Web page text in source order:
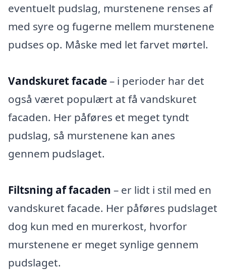
eventuelt pudslag, murstenene renses af
med syre og fugerne mellem murstenene
pudses op. Måske med let farvet mørtel.
Vandskuret facade– i perioder har det
også været populært at få vandskuret
facaden. Her påføres et meget tyndt
pudslag, så murstenene kan anes
gennem pudslaget.
Filtsning af facaden – er lidt i stil med en
vandskuret facade. Her påføres pudslaget
dog kun med en murerkost, hvorfor
murstenene er meget synlige gennem
pudslaget.